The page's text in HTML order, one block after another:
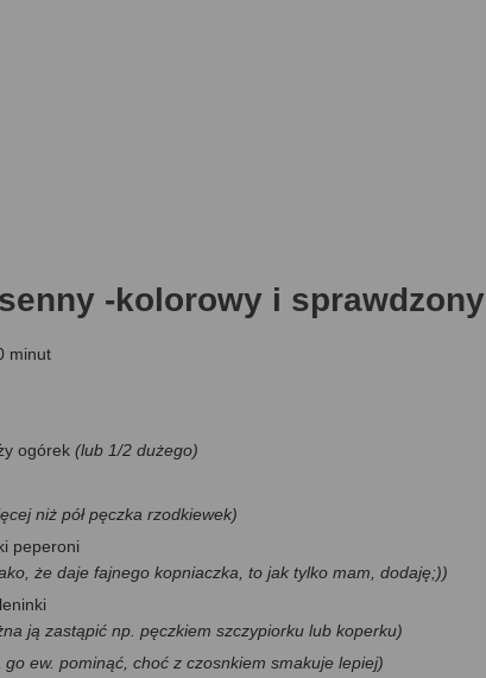
-kolorowy i sprawdzony
minut
ogórek (lub 1/2 dużego)
niż pół pęczka rzodkiewek)
peperoni
że daje fajnego kopniaczka, to jak tylko mam, dodaję;))
ją zastąpić np. pęczkiem szczypiorku lub koperku)
go ew. pominąć, choć z czosnkiem smakuje lepiej)